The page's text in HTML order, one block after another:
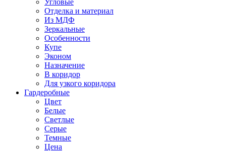
Угловые
Отделка и материал
Из МДФ
Зеркальные
Особенности
Купе
Эконом
Назначение
В коридор
Для узкого коридора
Гардеробные
Цвет
Белые
Светлые
Серые
Темные
Цена